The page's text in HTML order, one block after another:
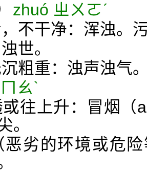
zhuó ㄓㄨㄛˊ
不干净：浑浊。
世。
粗重：浊声浊气
ㄠˋ
往上升：冒烟（
。
劣的环境或危